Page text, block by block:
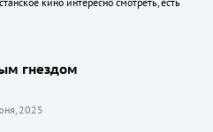
кино интересно смотреть, есть
гнездом
2025